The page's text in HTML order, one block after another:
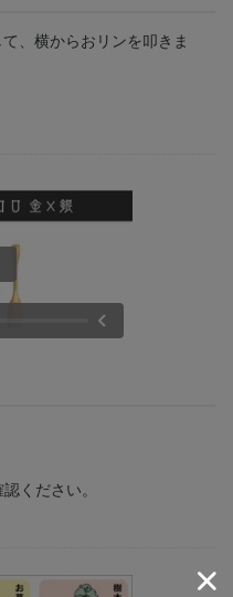
、横からおリンを叩きま
ください。